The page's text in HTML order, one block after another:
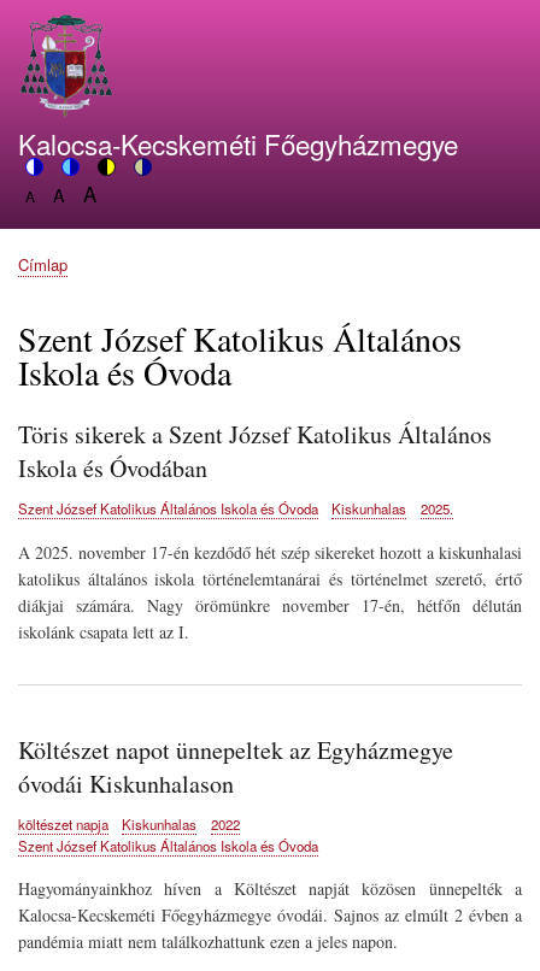
Kalocsa-Kecskeméti Főegyházmegye
Switch
theme
Switch
A
size
A
size
A
Morzsa
Címlap
Szent József Katolikus Általános
Iskola és Óvoda
Töris sikerek a Szent József Katolikus Általános
Iskola és Óvodában
Szent József Katolikus Általános Iskola és Óvoda Kiskunhalas 2025.
A 2025. november 17-én kezdődő hét szép sikereket hozott a kiskunhalasi
katolikus általános iskola történelemtanárai és történelmet szerető, értő
diákjai számára. Nagy örömünkre november 17-én, hétfőn délután
iskolánk csapata lett az I.
Költészet napot ünnepeltek az Egyházmegye
óvodái Kiskunhalason
költészet napja Kiskunhalas
2022
Szent József Katolikus Általános Iskola és Óvoda
Hagyományainkhoz híven a Költészet napját közösen ünnepelték a
Kalocsa-Kecskeméti Főegyházmegye óvodái. Sajnos az elmúlt 2 évben a
pandémia miatt nem találkozhattunk ezen a jeles napon.